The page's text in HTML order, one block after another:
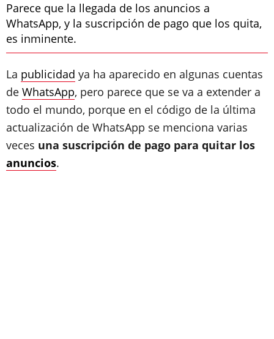
Parece que la llegada de los anuncios a
WhatsApp, y la suscripción de pago que los quita,
es inminente.
La publicidad ya ha aparecido en algunas cuentas
de WhatsApp, pero parece que se va a extender a
todo el mundo, porque en el código de la última
actualización de WhatsApp se menciona varias
veces una suscripción de pago para quitar los
anuncios.